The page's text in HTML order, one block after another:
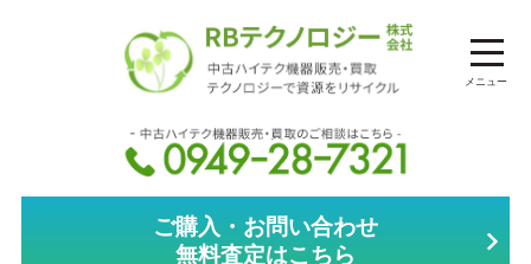
メニュー
ご購入・お問い合わせ
無料査定はこちら